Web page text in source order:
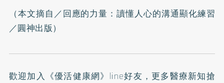
（本文摘自／回應的力量：讀懂人心的溝通顯化練習
／圓神出版）
歡迎加入 《優活健康網》line好友 ，更多醫療新知搶